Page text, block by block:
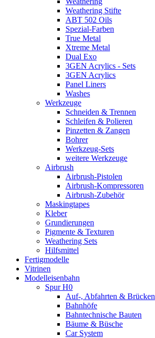
Weathering Stifte
ABT 502 Oils
Spezial-Farben
True Metal
Xtreme Metal
Dual Exo
3GEN Acrylics - Sets
3GEN Acrylics
Panel Liners
Washes
Werkzeuge
Schneiden & Trennen
Schleifen & Polieren
Pinzetten & Zangen
Bohrer
Werkzeug-Sets
weitere Werkzeuge
Airbrush
Airbrush-Pistolen
Airbrush-Kompressoren
Airbrush-Zubehör
Maskingtapes
Kleber
Grundierungen
Pigmente & Texturen
Weathering Sets
Hilfsmittel
Fertigmodelle
Vitrinen
Modelleisenbahn
Spur H0
Auf-, Abfahrten & Brücken
Bahnhöfe
Bahntechnische Bauten
Bäume & Büsche
Car System